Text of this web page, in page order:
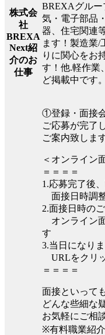
株式会
社
BREXA
Next紹
介のお
仕事
BREXAグルー
気・電子部品
器、住宅関連
ます！製造業/
りに関心をお
す！他.軽作業
ど掲載中です。
①登録・面接
ご応募が完了
ご案内致しま
＜オンライン
＝＝＝＝
1.応募完了後
面接日時調
2.面接日時の
オンライン
す
3.当日になり
URLをクリ
＝＝＝＝
面接といって
どんな些細な
お気軽にご相
※有料職業紹